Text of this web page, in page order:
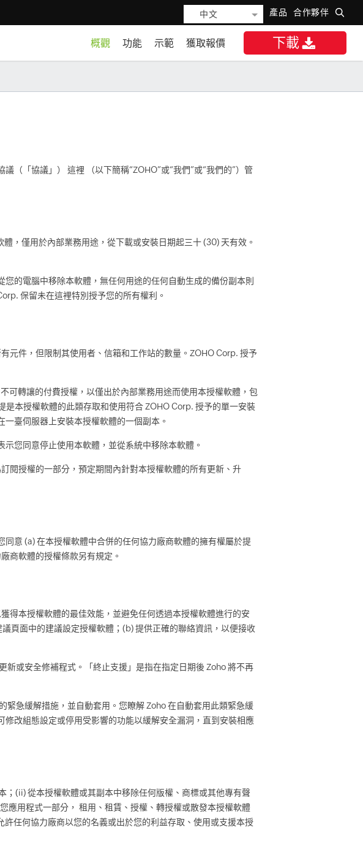
中文 產品 合作夥伴
下載
概觀 功能 示範 獲取報價
（「協議」） 這裡 （以下簡稱“ZOHO”或“我們”或“我們的”）管
，僅用於內部業務用途，從下載或安裝日期起三十 (30) 天有效。
的電腦中移除本軟體，無任何用途的任何自動生成的備份副本則
保留未在這裡特別授予您的所有權利。
元件，但限制其使用者、信箱和工作站的數量。ZOHO Corp. 授予
可轉讓的付費授權，以僅出於內部業務用途而使用本授權軟體，包
本授權軟體的此類存取和使用符合 ZOHO Corp. 授予的單一安裝
臺伺服器上安裝本授權軟體的一個副本。
您同意停止使用本軟體，並從系統中移除本軟體。
閱授權的一部分，預定期間內針對本授權軟體的所有更新、升
意 (a) 在本授權軟體中合併的任何協力廠商軟體的擁有權屬於提
商軟體的授權條款另有規定。
得本授權軟體的最佳效能，並避免任何透過本授權軟體進行的安
頁面中的建議設定授權軟體；(b) 提供正確的聯絡資訊，以便接收
或安全修補程式。「終止支援」是指在指定日期後 Zoho 將不再
急緩解措施，並自動套用。您瞭解 Zoho 在自動套用此類緊急緩
改組態設定或停用受影響的功能以緩解安全漏洞，直到安裝相應
；(ii) 從本授權軟體或其副本中移除任何版權、商標或其他專有聲
應用程式一部分， 租用、租賃、授權、轉授權或散發本授權軟體
任何協力廠商以您的名義或出於您的利益存取、使用或支援本授